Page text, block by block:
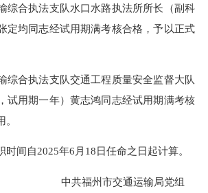
综合执法支队水口水路执法所所长（副科
定均同志经试用期满考核合格，予以正式
综合执法支队交通工程质量安全监督大队
试用期一年）黄志鸿同志经试用期满考核
时间自2025年6月18日任命之日起计算。
中共福州市交通运输局党组